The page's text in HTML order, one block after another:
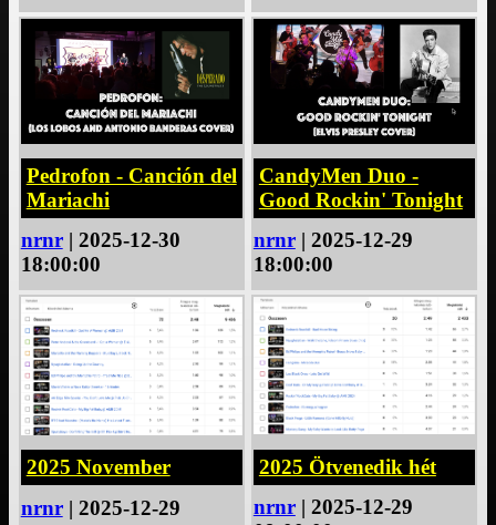
Pedrofon - Canción del
Mariachi
nrnr| 2025-12-30
18:00:00
CandyMen Duo -
Good Rockin' Tonight
nrnr| 2025-12-29
18:00:00
2025 November
nrnr| 2025-12-29
2025 Ötvenedik hét
nrnr| 2025-12-29